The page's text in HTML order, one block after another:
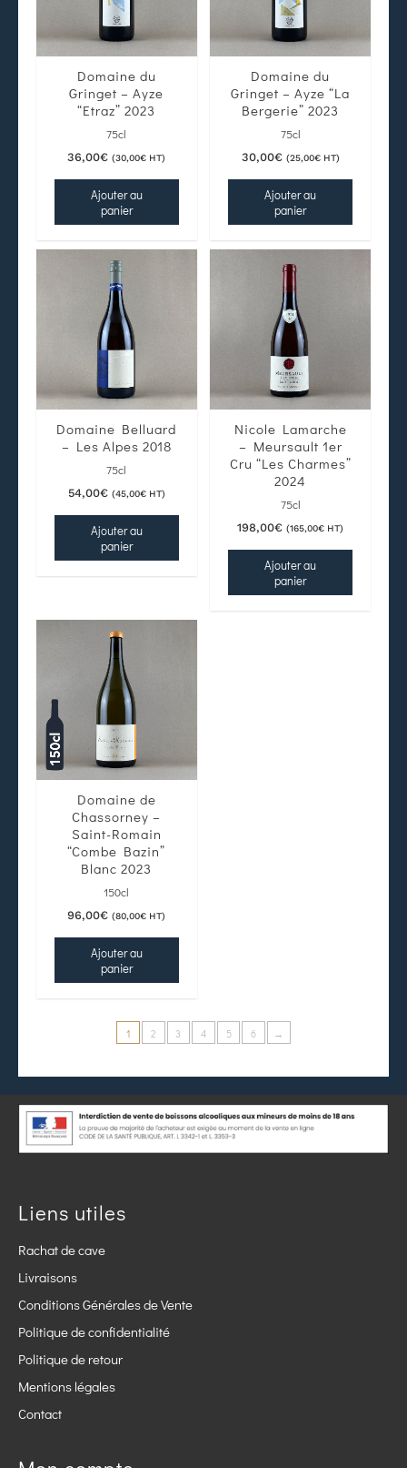
Domaine du
Gringet – Ayze
“Etraz” 2023
75cl
36,00€ (30,00€ HT)
Ajouter au
panier
Domaine du
Gringet – Ayze “La
Bergerie” 2023
75cl
30,00€ (25,00€HT)
Ajouter au
panier
Domaine Belluard
– Les Alpes 2018
75cl
54,00€ (45,00€HT)
Ajouter au
panier
Nicole Lamarche
– Meursault 1er
Cru “Les Charmes”
2024
75cl
198,00€ (165,00€ HT)
Ajouter au
panier
Domaine de
Chassorney –
Saint-Romain
“Combe Bazin”
Blanc 2023
150cl
96,00€ (80,00€ HT)
Ajouter au
panier
1 2 3 4 5 6 →
Liens utiles
Rachat de cave
Livraisons
Conditions Générales de Vente
Politique de confidentialité
Politique de retour
Mentions légales
Contact